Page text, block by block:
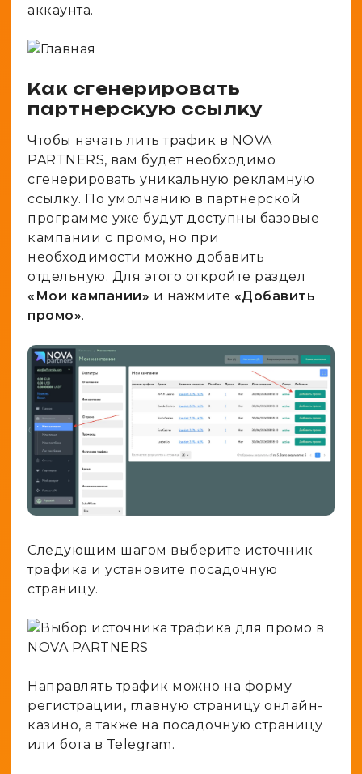
аккаунта.
Как сгенерировать
партнерскую ссылку
Чтобы начать лить трафик в NOVA
PARTNERS, вам будет необходимо
сгенерировать уникальную рекламную
ссылку. По умолчанию в партнерской
программе уже будут доступны базовые
кампании с промо, но при
необходимости можно добавить
отдельную. Для этого откройте раздел
«Мои кампании» и нажмите «Добавить
промо».
Следующим шагом выберите источник
трафика и установите посадочную
страницу.
Направлять трафик можно на форму
регистрации, главную страницу онлайн-
казино, а также на посадочную страницу
или бота в Telegram.